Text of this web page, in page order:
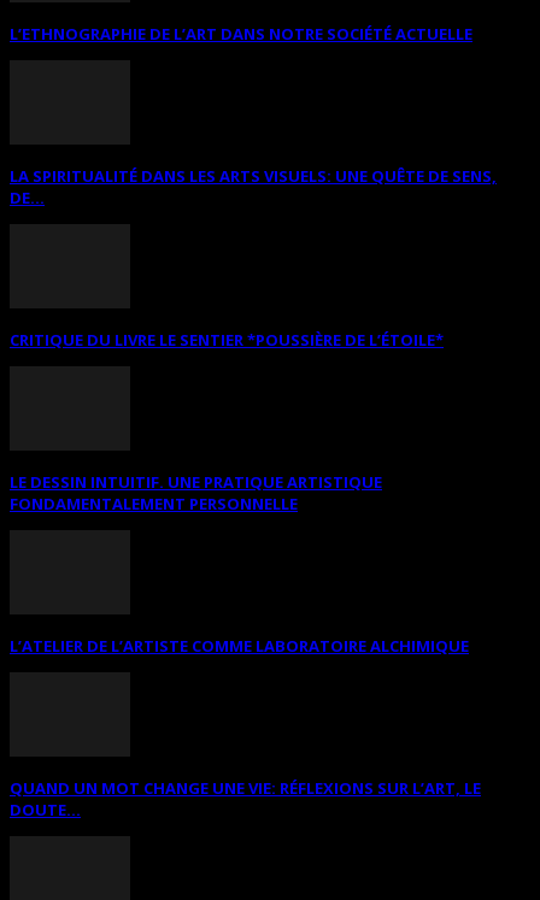
L’ETHNOGRAPHIE DE L’ART DANS NOTRE SOCIÉTÉ ACTUELLE
LA SPIRITUALITÉ DANS LES ARTS VISUELS: UNE QUÊTE DE SENS,
DE...
CRITIQUE DU LIVRE LE SENTIER *POUSSIÈRE DE L’ÉTOILE*
LE DESSIN INTUITIF. UNE PRATIQUE ARTISTIQUE
FONDAMENTALEMENT PERSONNELLE
L’ATELIER DE L’ARTISTE COMME LABORATOIRE ALCHIMIQUE
QUAND UN MOT CHANGE UNE VIE: RÉFLEXIONS SUR L’ART, LE
DOUTE...